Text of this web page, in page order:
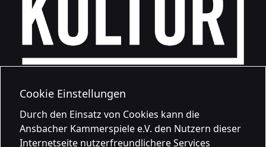
Cookie Einstellungen
Durch den Einsatz von Cookies kann die
Ansbacher Kammerspiele e.V. den Nutzern dieser
Internetseite nutzerfreundlichere Services